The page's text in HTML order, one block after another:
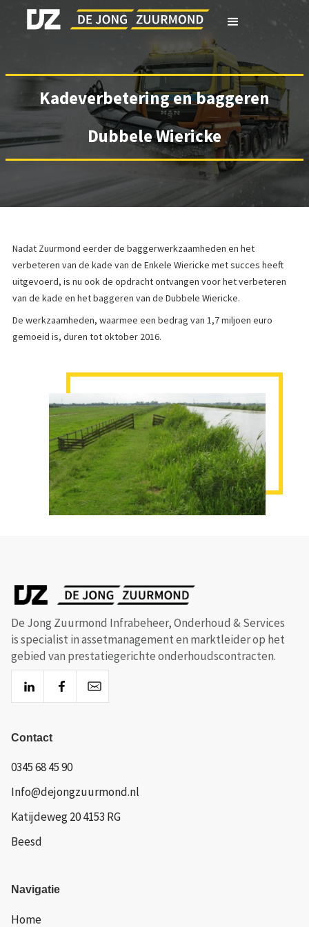
Kadeverbetering en baggeren
Dubbele Wiericke
Nadat Zuurmond eerder de baggerwerkzaamheden en het
verbeteren van de kade van de Enkele Wiericke met succes heeft
uitgevoerd, is nu ook de opdracht ontvangen voor het verbeteren
van de kade en het baggeren van de Dubbele Wiericke.
De werkzaamheden, waarmee een bedrag van 1,7 miljoen euro
gemoeid is, duren tot oktober 2016.
De Jong Zuurmond Infrabeheer, Onderhoud & Services
is specialist in assetmanagement en marktleider op het
gebied van prestatiegerichte onderhoudscontracten.
Contact
0345 68 45 90
Info@dejongzuurmond.nl
Katijdeweg 20 4153 RG
Beesd
Navigatie
Home